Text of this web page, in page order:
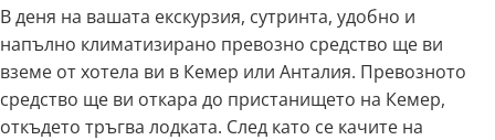
В деня на вашата екскурзия, сутринта, удобно и
напълно климатизирано превозно средство ще ви
вземе от хотела ви в Кемер или Анталия. Превозното
средство ще ви откара до пристанището на Кемер,
откъдето тръгва лодката. След като се качите на